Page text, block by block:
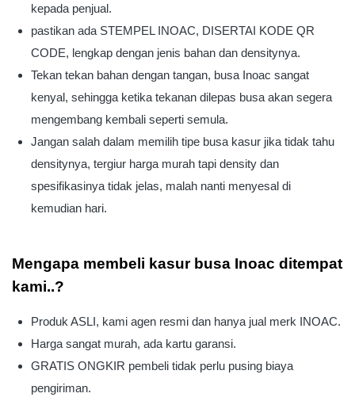
kepada penjual.
pastikan ada STEMPEL INOAC, DISERTAI KODE QR
CODE, lengkap dengan jenis bahan dan densitynya.
Tekan tekan bahan dengan tangan, busa Inoac sangat
kenyal, sehingga ketika tekanan dilepas busa akan segera
mengembang kembali seperti semula.
Jangan salah dalam memilih tipe busa kasur jika tidak tahu
densitynya, tergiur harga murah tapi density dan
spesifikasinya tidak jelas, malah nanti menyesal di
kemudian hari.
Mengapa membeli kasur busa Inoac ditempat
kami..?
Produk ASLI, kami agen resmi dan hanya jual merk INOAC.
Harga sangat murah, ada kartu garansi.
GRATIS ONGKIR pembeli tidak perlu pusing biaya
pengiriman.